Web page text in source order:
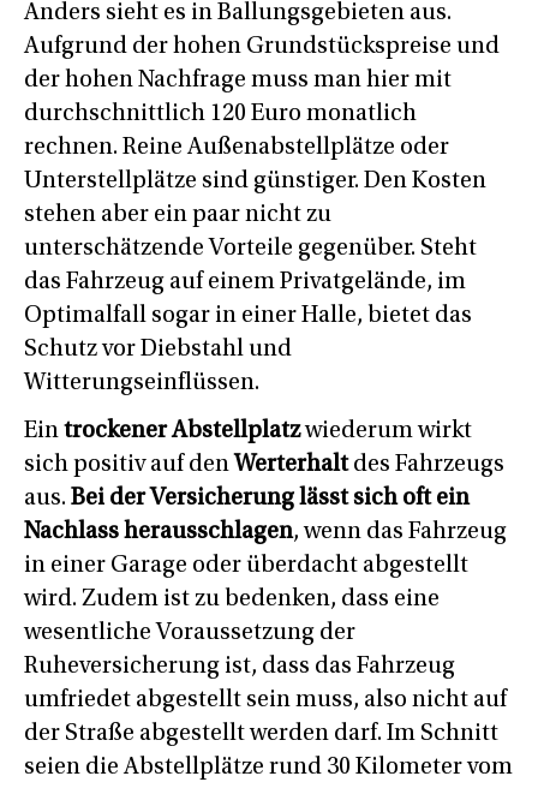
Anders sieht es in Ballungsgebieten aus.
Aufgrund der hohen Grundstückspreise und
der hohen Nachfrage muss man hier mit
durchschnittlich 120 Euro monatlich
rechnen. Reine Außenabstellplätze oder
Unterstellplätze sind günstiger. Den Kosten
stehen aber ein paar nicht zu
unterschätzende Vorteile gegenüber. Steht
das Fahrzeug auf einem Privatgelände, im
Optimalfall sogar in einer Halle, bietet das
Schutz vor Diebstahl und
Witterungseinflüssen.
Ein trockener Abstellplatzwiederum wirkt
sich positiv auf den Werterhaltdes Fahrzeugs
aus. Bei der Versicherung lässt sich oft ein
Nachlass herausschlagen, wenn das Fahrzeug
in einer Garage oder überdacht abgestellt
wird. Zudem ist zu bedenken, dass eine
wesentliche Voraussetzung der
Ruheversicherung ist, dass das Fahrzeug
umfriedet abgestellt sein muss, also nicht auf
der Straße abgestellt werden darf. Im Schnitt
seien die Abstellplätze rund 30 Kilometer vom